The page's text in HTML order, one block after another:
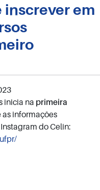
inscrever em
inicia na primeira
informações
do Celin: